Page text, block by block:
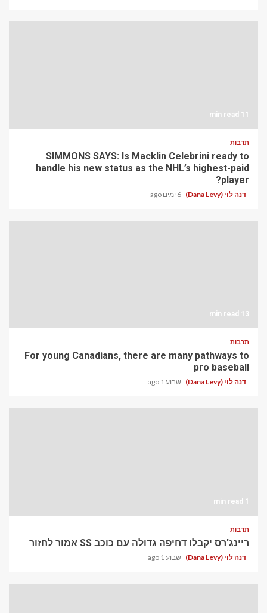
11 min read
תרבות
SIMMONS SAYS: Is Macklin Celebrini ready to
handle his new status as the NHL’s highest-paid
player?
דנה לוי (Dana Levy) 6 ימים ago
13 min read
תרבות
For young Canadians, there are many pathways to
pro baseball
דנה לוי (Dana Levy) שבוע 1 ago
1 min read
תרבות
ריינג'רס יקבלו דחיפה גדולה עם כוכב SS אמור לחזור
דנה לוי (Dana Levy) שבוע 1 ago